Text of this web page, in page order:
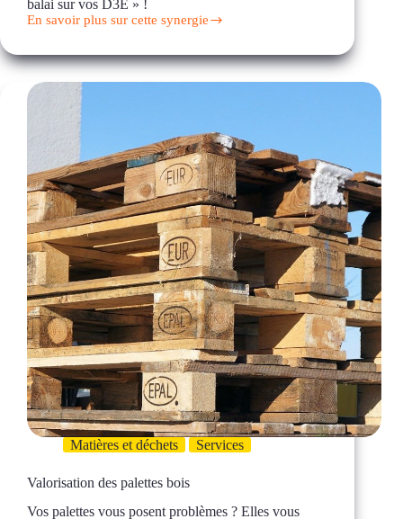
balai sur vos D3E » !
En savoir plus sur cette synergie
Opération
de
balai
sur
vos
Matières et déchets Services
Valorisation des palettes bois
Vos palettes vous posent problèmes ? Elles vous